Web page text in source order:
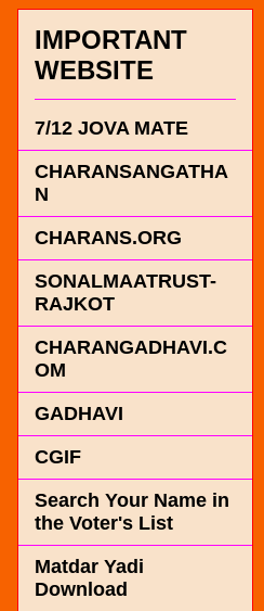
IMPORTANT
WEBSITE
7/12 JOVA MATE
CHARANSANGATHA
N
CHARANS.ORG
SONALMAATRUST-
RAJKOT
CHARANGADHAVI.C
OM
GADHAVI
CGIF
Search Your Name in
the Voter's List
Matdar Yadi
Download